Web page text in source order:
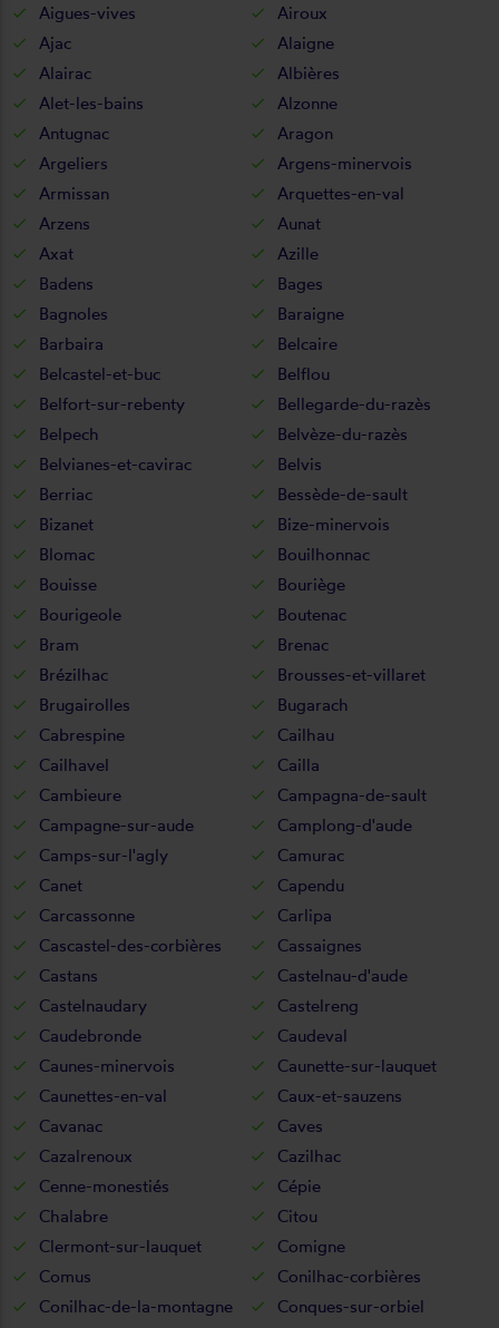
Aigues-vives
Airoux
Ajac
Alaigne
Alairac
Albières
Alet-les-bains
Alzonne
Antugnac
Aragon
Argeliers
Argens-minervois
Armissan
Arquettes-en-val
Arzens
Aunat
Axat
Azille
Badens
Bages
Bagnoles
Baraigne
Barbaira
Belcaire
Belcastel-et-buc
Belflou
Belfort-sur-rebenty
Bellegarde-du-razès
Belpech
Belvèze-du-razès
Belvianes-et-cavirac
Belvis
Berriac
Bessède-de-sault
Bizanet
Bize-minervois
Blomac
Bouilhonnac
Bouisse
Bouriège
Bourigeole
Boutenac
Bram
Brenac
Brézilhac
Brousses-et-villaret
Brugairolles
Bugarach
Cabrespine
Cailhau
Cailhavel
Cailla
Cambieure
Campagna-de-sault
Campagne-sur-aude
Camplong-d'aude
Camps-sur-l'agly
Camurac
Canet
Capendu
Carcassonne
Carlipa
Cascastel-des-corbières
Cassaignes
Castans
Castelnau-d'aude
Castelnaudary
Castelreng
Caudebronde
Caudeval
Caunes-minervois
Caunette-sur-lauquet
Caunettes-en-val
Caux-et-sauzens
Cavanac
Caves
Cazalrenoux
Cazilhac
Cenne-monestiés
Cépie
Chalabre
Citou
Clermont-sur-lauquet
Comigne
Comus
Conilhac-corbières
Conilhac-de-la-montagne
Conques-sur-orbiel